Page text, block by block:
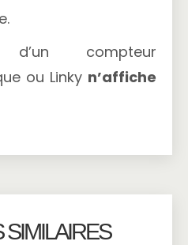
d’un compteur
ou Linky n’affiche
SIMILAIRES